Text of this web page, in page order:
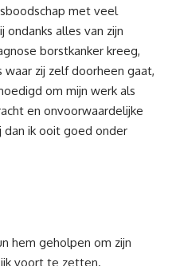
met veel
alles van zijn
borstkanker kreeg,
zij zelf doorheen gaat,
om mijn werk als
en onvoorwaardelijke
ik ooit goed onder
hem geholpen om zijn
voort te zetten.